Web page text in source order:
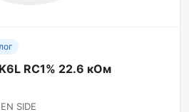
RC1% 22.6 кОм
SIDE